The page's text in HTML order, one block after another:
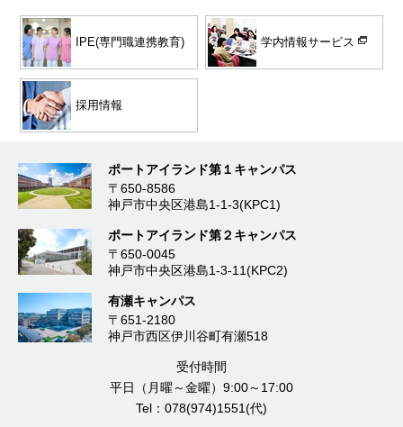
IPE(専門職連携教育) 学内情報サービス
採用情報
ポートアイランド第１キャンパス
〒650-8586
神戸市中央区港島1-1-3(KPC1)
ポートアイランド第２キャンパス
〒650-0045
神戸市中央区港島1-3-11(KPC2)
有瀬キャンパス
〒651-2180
神戸市西区伊川谷町有瀬518
受付時間
平日（月曜～金曜）9:00～17:00
Tel：078(974)1551(代)